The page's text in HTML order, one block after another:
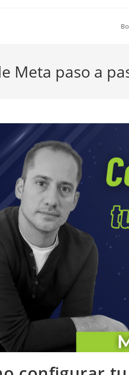
Meta paso a